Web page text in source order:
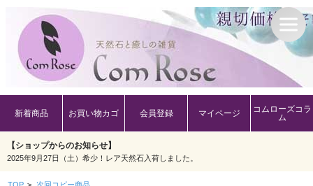
新着商品 お買い物カゴ 会員登録 マイページ
コムローズコラ
ム
【ショップからのお知らせ】
2025年9月27日（土）希少！レア天然石入荷しました。